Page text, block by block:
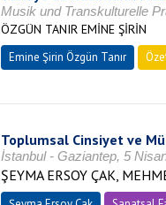
Musik und Transkulturelle
ÖZGÜN TANIR EMİNE ŞİRİN
Emine Şirin Özgün Tanır
Toplumsal Cinsiyet ve
İstanbul - Gaziantep, 5
ŞEYMA ERSOY ÇAK,